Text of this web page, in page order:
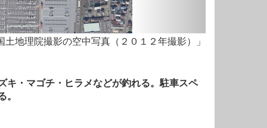
土地理院撮影の空中写真（２０１２年撮影）」
・マゴチ・ヒラメなどが釣れる。駐車スペ